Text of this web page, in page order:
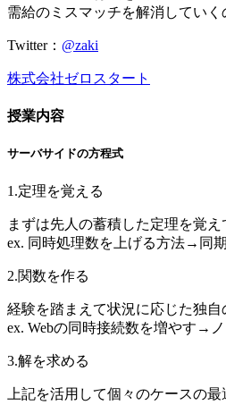
需給のミスマッチを解消していく
Twitter： @zaki
株式会社ゼロスタート
授業内容
サーバサイドの方程式
1.定理を覚える
まずは先人の蓄積した定理を覚え
ex. 同時処理数を上げる方法→同
2.関数を作る
経験を踏まえて状況に応じた独
ex. Webの同時接続数を増やす→
3.解を求める
上記を活用して個々のケースの